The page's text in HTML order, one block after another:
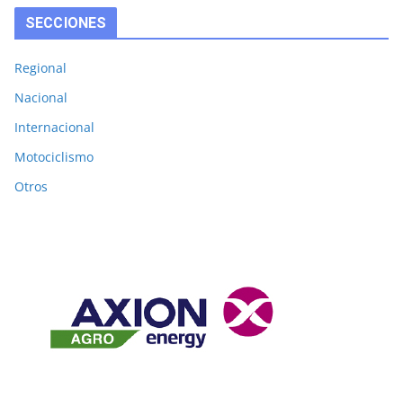
SECCIONES
Regional
Nacional
Internacional
Motociclismo
Otros